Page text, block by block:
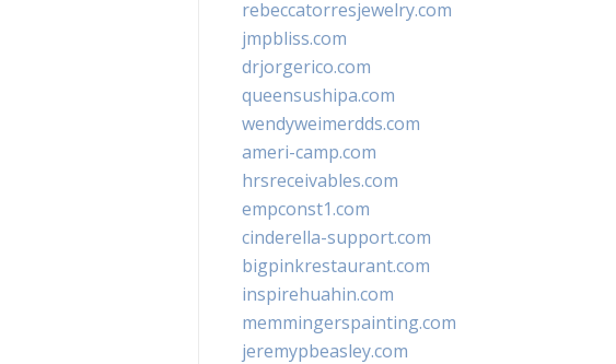
rebeccatorresjewelry.com
jmpbliss.com
drjorgerico.com
queensushipa.com
wendyweimerdds.com
ameri-camp.com
hrsreceivables.com
empconst1.com
cinderella-support.com
bigpinkrestaurant.com
inspirehuahin.com
memmingerspainting.com
jeremypbeasley.com